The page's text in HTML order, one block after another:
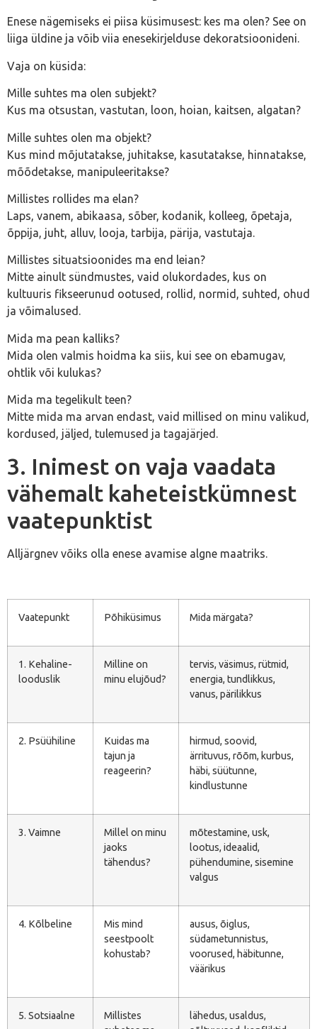
Enese nägemiseks ei piisa küsimusest: kes ma olen? See on
liiga üldine ja võib viia enesekirjelduse dekoratsioonideni.
Vaja on küsida:
Mille suhtes ma olen subjekt?
Kus ma otsustan, vastutan, loon, hoian, kaitsen, algatan?
Mille suhtes olen ma objekt?
Kus mind mõjutatakse, juhitakse, kasutatakse, hinnatakse,
mõõdetakse, manipuleeritakse?
Millistes rollides ma elan?
Laps, vanem, abikaasa, sõber, kodanik, kolleeg, õpetaja,
õppija, juht, alluv, looja, tarbija, pärija, vastutaja.
Millistes situatsioonides ma end leian?
Mitte ainult sündmustes, vaid olukordades, kus on
kultuuris fikseerunud ootused, rollid, normid, suhted, ohud
ja võimalused.
Mida ma pean kalliks?
Mida olen valmis hoidma ka siis, kui see on ebamugav,
ohtlik või kulukas?
Mida ma tegelikult teen?
Mitte mida ma arvan endast, vaid millised on minu valikud,
kordused, jäljed, tulemused ja tagajärjed.
3. Inimest on vaja vaadata
vähemalt kaheteistkümnest
vaatepunktist
Alljärgnev võiks olla enese avamise algne maatriks.
Vaatepunkt Põhiküsimus Mida märgata?
1. Kehaline-
looduslik
Milline on
minu elujõud?
tervis, väsimus, rütmid,
energia, tundlikkus,
vanus, pärilikkus
2. Psüühiline
Kuidas ma
tajun ja
reageerin?
hirmud, soovid,
ärrituvus, rõõm, kurbus,
häbi, süütunne,
kindlustunne
3. Vaimne
Millel on minu
jaoks
tähendus?
mõtestamine, usk,
lootus, ideaalid,
pühendumine, sisemine
valgus
4. Kõlbeline
Mis mind
seestpoolt
kohustab?
ausus, õiglus,
südametunnistus,
voorused, häbitunne,
väärikus
5. Sotsiaalne
Millistes
lähedus, usaldus,